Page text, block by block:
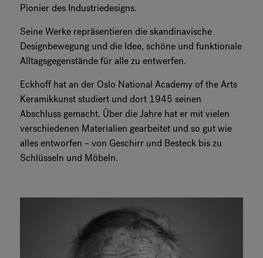
Über Flokk
Investor
Showrooms
Downloadbereich
Flokk HUB
Pionier des Industriedesigns.
Seine Werke repräsentieren die skandinavische
Designbewegung und die Idee, schöne und funktionale
Alltagsgegenstände für alle zu entwerfen.
Eckhoff hat an der Oslo National Academy of the Arts
Keramikkunst studiert und dort 1945 seinen
Abschluss gemacht. Über die Jahre hat er mit vielen
verschiedenen Materialien gearbeitet und so gut wie
alles entworfen – von Geschirr und Besteck bis zu
Schlüsseln und Möbeln.